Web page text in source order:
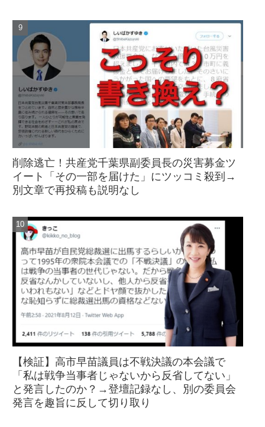
削除逃亡！共産党千葉県副委員長の災害募金ツ
イート「その一部を届けた」にツッコミ殺到→
別文章で再投稿も説明なし
【検証】高市早苗議員は不戦決議の本会議で
「私は戦争当事者じゃないから反省してない」
と発言したのか？→登壇記録なし、別の委員会
発言を趣旨に反して切り取り